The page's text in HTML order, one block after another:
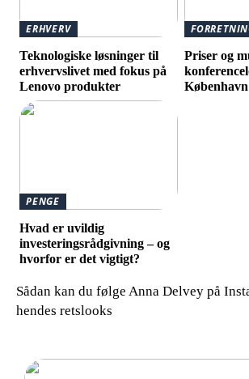
ERHVERV
Teknologiske løsninger til
erhvervslivet med fokus på
Lenovo produkter
Priser og
København
PENGE
Hvad er uvildig
investeringsrådgivning – og
hvorfor er det vigtigt?
Sådan kan du følge Anna Delvey på
hendes retslooks